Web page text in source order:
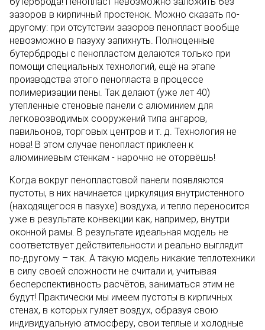
зазоров в кирпичный простенок. Можно сказать по-
другому: при отсутствии зазоров пенопласт вообще
невозможно в пазуху запихнуть. Полноценные
бутербдроды с пенопластом делаются только при
помощи специальных технологий, ещё на этапе
производства этого пенопласта в процессе
полимеризации пены. Так делают (уже лет 40)
утепленные стеновые панели с алюминием для
легковозводимых сооружений типа ангаров,
павильонов, торговых центров и т. д. Технология не
нова! В этом случае пенопласт приклеен к
алюминиевым стенкам - нарочно не оторвёшь!
Когда вокруг пенопластовой панели появляются
пустоты, в них начинается циркуляция внутристенного
(находящегося в пазухе) воздуха, и тепло переносится
уже в результате конвекции как, например, внутри
оконной рамы. В результате идеальная модель не
соответствует действительности и реально выглядит
по-другому – так. А такую модель никакие теплотехники
в силу своей сложности не считали и, учитывая
бесперспективность расчётов, заниматься этим не
будут! Практически мы имеем пустоты в кирпичных
стенах, в которых гуляет воздух, образуя свою
индивидуальную атмосферу, свои теплые и холодные